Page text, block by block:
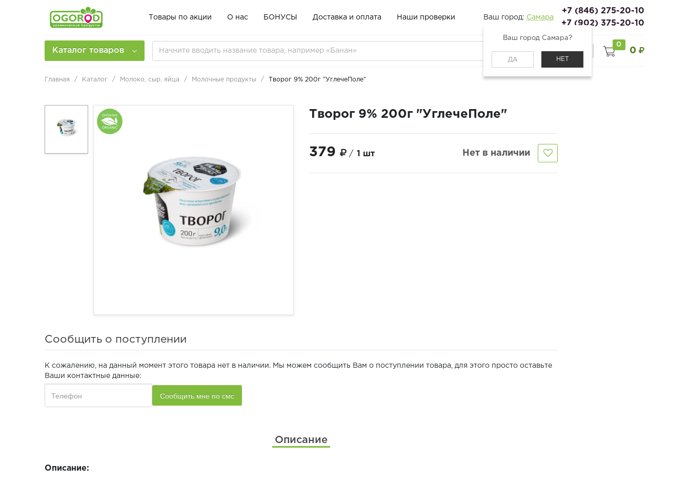
Товары по акции О нас БОНУСЫ Доставка и оплата Наши проверки Ваш город: Самара
Ваш город Самара?
ДА НЕТ
+7 (846) 275-20-10
+7 (902) 375-20-10
Каталог товаров
0
0
Главная Каталог Молоко, сыр, яйца Молочные продукты Творог 9% 200г "УглечеПоле"
Творог 9% 200г "УглечеПоле"
379 / 1 шт Нет в наличии
Сообщить о поступлении
К сожалению, на данный момент этого товара нет в наличии. Мы можем сообщить Вам о поступлении товара, для этого просто оставьте
Ваши контактные данные:
Описание
Описание: